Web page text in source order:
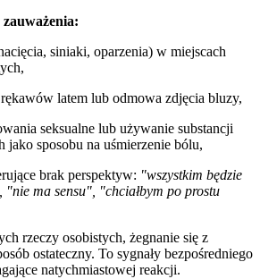
siniaki, oparzenia) w miejscach
rękawów latem lub odmowa zdjęcia bluzy,
seksualne lub używanie substancji
jako sposobu na uśmierzenie bólu,
brak perspektyw: "wszystkim będzie
"nie ma sensu", "chciałbym po prostu
rzeczy osobistych, żegnanie się z
ostateczny. To sygnały bezpośredniego
natychmiastowej reakcji.